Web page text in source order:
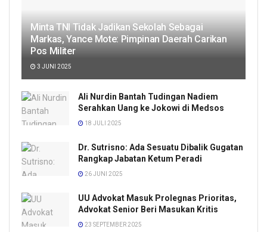
Minta TNI Tidak Jadikan Sekolah Sebagai
Markas, Yance Mote: Pimpinan Daerah Carikan
Pos Militer
3 JUNI 2025
Ali Nurdin Bantah Tudingan Nadiem
Serahkan Uang ke Jokowi di Medsos
18 JULI 2025
Dr. Sutrisno: Ada Sesuatu Dibalik Gugatan
Rangkap Jabatan Ketum Peradi
26 JUNI 2025
UU Advokat Masuk Prolegnas Prioritas,
Advokat Senior Beri Masukan Kritis
23 SEPTEMBER 2025